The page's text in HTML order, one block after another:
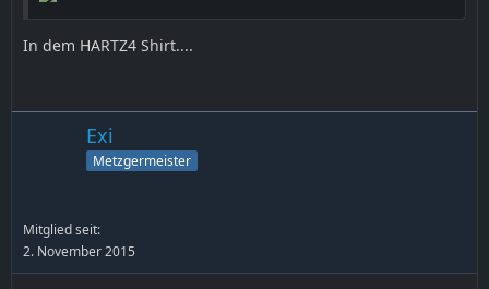
In dem HARTZ4 Shirt....
Exi
Metzgermeister
Mitglied seit:
2. November 2015